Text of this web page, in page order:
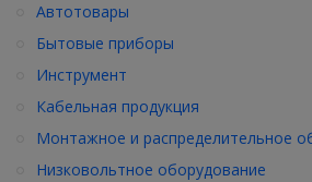
Автотовары
Бытовые приборы
Инструмент
Кабельная продукция
Монтажное и распределительное
Низковольтное оборудование